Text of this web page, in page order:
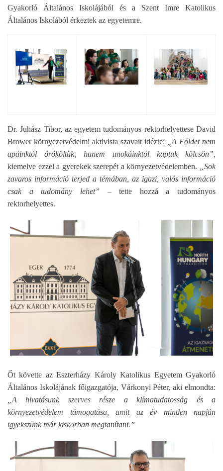
Gyakorló Általános Iskolájából és a Szent Imre Katolikus
Általános Iskolából érkeztek az egyetemre.
Ábra képaláírással: Laskay Anna a Tittel Pál Könyvtár
Ábra képaláírással: Emberek zöld
Ábra
Dr. Juhász Tibor, az egyetem tudományos rektorhelyettese David
Brower környezetvédelmi aktivista szavait idézte:
„A Földet nem
apáinktól örököltük, hanem unokáinktól kaptuk kölcsön”,
kiemelve ezzel a gyerekek szerepét a környezetvédelemben.
„Sok
zavaros információ terjed a témában, az igazi, valós információ
csak a tudomány lehet” – tette hozzá a tudományos
rektorhelyettes.
Ábra képaláírással: Egy idősebb férfi beszél és köszönti a
Őt követte az Eszterházy Károly Katolikus Egyetem Gyakorló
Általános Iskolájának főigazgatója, Várkonyi Péter, aki elmondta:
„A hivatásunk szerves része a klímatudatosság és a
környezetvédelem támogatása, amit az év minden napján
igyekszünk már kiskorban megtanítani.”
Ábra képaláírással: Egy fiatal férfi áll és köszönti a